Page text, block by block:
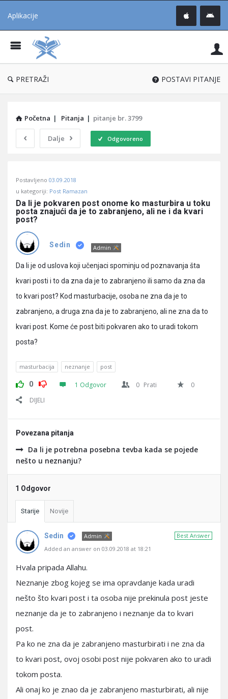
Aplikacije
®
PRETRAŽI POSTAVI PITANJE
Početna | Pitanja | pitanje br. 3799
Dalje Odgovoreno
Učene
Latest
Pitanja
Postavljeno 03.09.2018
u kategoriji: Post Ramazan
Da li je pokvaren post onome ko masturbira u toku
posta znajući da je to zabranjeno, ali ne i da kvari
post?
Sedin Admin
Da li je od uslova koji učenjaci spominju od poznavanja šta
kvari posti i to da zna da je to zabranjeno ili samo da zna da
to kvari post? Kod masturbacije, osoba ne zna da je to
zabranjeno, a druga zna da je to zabranjeno, ali ne zna da to
kvari post. Kome će post biti pokvaren ako to uradi tokom
posta?
masturbacija neznanje post
0 1 Odgovor 0 Prati
0
DIJELI
Povezana pitanja
Da li je potrebna posebna tevba kada se pojede
nešto u neznanju?
1 Odgovor
Starije Novije
Best Answer
Sedin
Admin
Added an answer on 03.09.2018 at 18:21
Hvala pripada Allahu.
Neznanje zbog kojeg se ima opravdanje kada uradi
nešto što kvari post i ta osoba nije prekinula post jeste
neznanje da je to zabranjeno i neznanje da to kvari
post.
Pa ko ne zna da je zabranjeno masturbirati i ne zna da
to kvari post, ovoj osobi post nije pokvaren ako to uradi
tokom posta.
Ali onaj ko je znao da je zabranjeno masturbirati, ali nije